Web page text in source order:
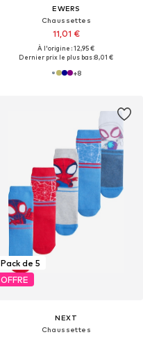
EWERS
Chaussettes
11,01 €
À l'origine : 12,95 €
Dernier prix le plus bas :8,01 €
+8
Pack de 5
OFFRE
NEXT
Chaussettes